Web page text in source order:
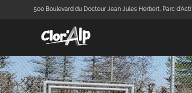
500 Boulevard du Docteur Jean Jules Herbert, Parc